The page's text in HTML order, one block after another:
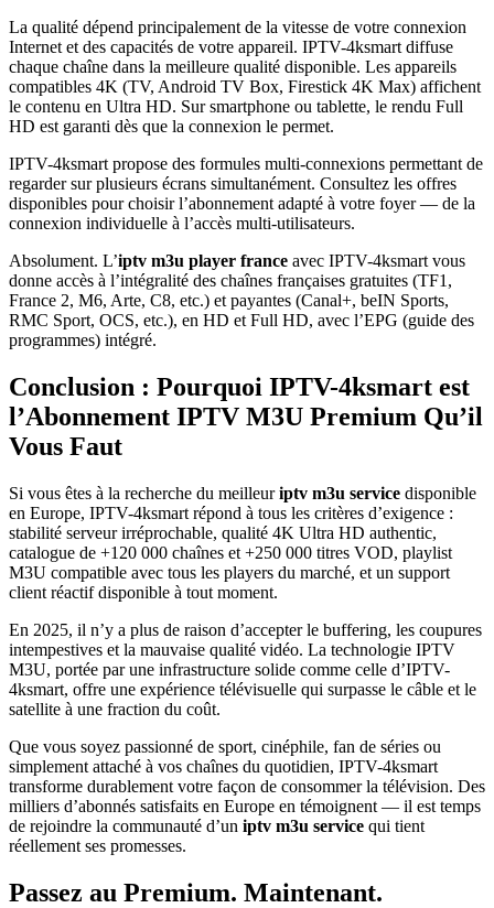
La qualité dépend principalement de la vitesse de votre connexion
Internet et des capacités de votre appareil. IPTV-4ksmart diffuse
chaque chaîne dans la meilleure qualité disponible. Les appareils
compatibles 4K (TV, Android TV Box, Firestick 4K Max) affichent
le contenu en Ultra HD. Sur smartphone ou tablette, le rendu Full
HD est garanti dès que la connexion le permet.
IPTV-4ksmart propose des formules multi-connexions permettant de
regarder sur plusieurs écrans simultanément. Consultez les offres
disponibles pour choisir l’abonnement adapté à votre foyer — de la
connexion individuelle à l’accès multi-utilisateurs.
Absolument. L’iptv m3u player france avec IPTV-4ksmart vous
donne accès à l’intégralité des chaînes françaises gratuites (TF1,
France 2, M6, Arte, C8, etc.) et payantes (Canal+, beIN Sports,
RMC Sport, OCS, etc.), en HD et Full HD, avec l’EPG (guide des
programmes) intégré.
Conclusion : Pourquoi IPTV-4ksmart est
l’Abonnement IPTV M3U Premium Qu’il
Vous Faut
Si vous êtes à la recherche du meilleuriptv m3u service disponible
en Europe, IPTV-4ksmart répond à tous les critères d’exigence :
stabilité serveur irréprochable, qualité 4K Ultra HD authentic,
catalogue de +120 000 chaînes et +250 000 titres VOD, playlist
M3U compatible avec tous les players du marché, et un support
client réactif disponible à tout moment.
En 2025, il n’y a plus de raison d’accepter le buffering, les coupures
intempestives et la mauvaise qualité vidéo. La technologie IPTV
M3U, portée par une infrastructure solide comme celle d’IPTV-
4ksmart, offre une expérience télévisuelle qui surpasse le câble et le
satellite à une fraction du coût.
Que vous soyez passionné de sport, cinéphile, fan de séries ou
simplement attaché à vos chaînes du quotidien, IPTV-4ksmart
transforme durablement votre façon de consommer la télévision. Des
milliers d’abonnés satisfaits en Europe en témoignent — il est temps
de rejoindre la communauté d’un iptv m3u service qui tient
réellement ses promesses.
Passez au Premium. Maintenant.